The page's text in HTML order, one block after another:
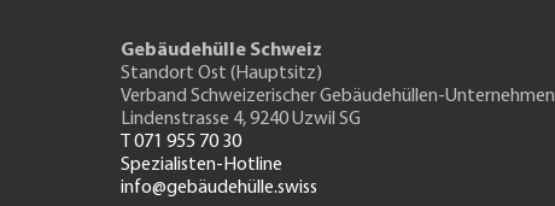
Gebäudehülle Schweiz
Standort Ost (Hauptsitz)
Verband Schweizerischer Gebäudehüllen-Unternehmen
Lindenstrasse 4, 9240 Uzwil SG
T 071 955 70 30
Spezialisten-Hotline
info@gebäudehülle.swiss